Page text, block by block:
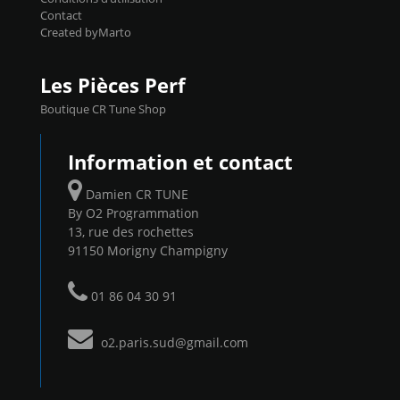
Contact
Created byMarto
Les Pièces Perf
Boutique CR Tune Shop
Information et contact
Damien CR TUNE
By O2 Programmation
13, rue des rochettes
91150 Morigny Champigny
01 86 04 30 91
o2.paris.sud@gmail.com